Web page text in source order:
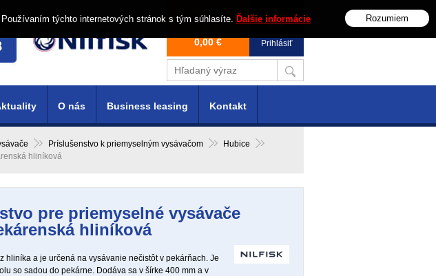
Prihlásiť
0,00 €
Príslušenstvo k priemyselným vysávačom
Hubice
hliníková
pre priemyselné vysávače
hliníková
hliníka a je určená na vysávanie nečistôt v pekárňach. Je
so sadou do pekárne. Dodáva sa v šírke 400 mm a v
O nás Business leasing Kontakt
týchto internetových stránok s tým súhlasíte. Ďalšie informácie Rozumiem